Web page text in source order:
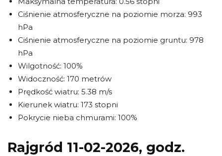
Ciśnienie atmosferyczne na poziomie morza: 993
hPa
Ciśnienie atmosferyczne na poziomie gruntu: 978
hPa
Wilgotność: 100%
Widoczność: 170 metrów
Prędkość wiatru: 5.38 m/s
Kierunek wiatru: 173 stopni
Pokrycie nieba chmurami: 100%
Rajgród 11-02-2026, godz.